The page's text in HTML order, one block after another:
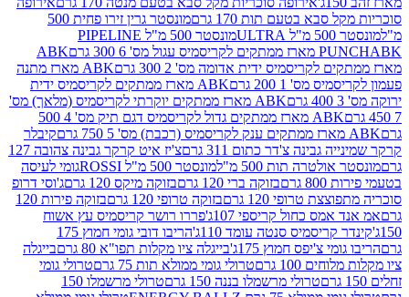
בטעם תות 170 גרם
מונסטר גרין זירו פחית 500
מונסטר 500 מ"ל PIPELINE
ABK
לקריסמיס ידית אדומה מס' 2 300 גרם
ABK מארז מתנה
מס' 1 200 גרם
ABK מארז ממתקים לקריסמיס ידית
ABK מארז ממתקים יוקרתי לקריסמיס (מלאך) מס'
ABK מארז ממתקים גדול לקריסמיס דגם תיק מס' 4 500
קיבלר
גבינה צ'דר כתום 311 גרם
צ'יז איט קרקר גבינה צהובה 127
תות 500 מ"ל
מונסטר 500 מ"ל ROSSI
גומי לעיסה
גרם
בזוקה ברי 120 גרם בזוקה מיקס 120 גרם
ג'וסי דרופ
טרופי 120 גרם
בזוקה טרופי 120 גרם
בזוקה פירות 120
כחול קריספי 107ג'
פררו רושר קריסמיס עץ אשוח
סנטה עומד 110ג'
הריבו דובי גומי חמוץ 175
צ'יפס חמוץ 175ג'
בייגלה ציו מקלות תפו"א 80 גרם
בייגלה
100 גרם
טרולי גומי ממולא תות 75 גרם
טרולי גומי
טרולי מרשמלו בננה 150 גרם
טרולי מרשמלו 150